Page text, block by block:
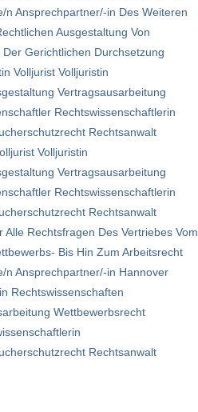
n Ansprechpartner/-in Des Weiteren
Ausgestaltung Von
Gerichtlichen Durchsetzung
Volljurist Volljuristin
Vertragsausarbeitung
Rechtswissenschaftlerin
Rechtsanwalt
Volljuristin
Vertragsausarbeitung
Rechtswissenschaftlerin
Rechtsanwalt
Rechtsfragen Des Vertriebes Vom
Bis Hin Zum Arbeitsrecht
n Ansprechpartner/-in Hannover
Rechtswissenschaften
Wettbewerbsrecht
Rechtsanwalt